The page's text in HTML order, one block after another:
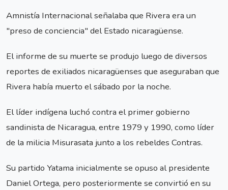
Amnistía Internacional señalaba que Rivera era un
"preso de conciencia" del Estado nicaragüense.
El informe de su muerte se produjo luego de diversos
reportes de exiliados nicaragüenses que aseguraban que
Rivera había muerto el sábado por la noche.
El líder indígena luchó contra el primer gobierno
sandinista de Nicaragua, entre 1979 y 1990, como líder
de la milicia Misurasata junto a los rebeldes Contras.
Su partido Yatama inicialmente se opuso al presidente
Daniel Ortega, pero posteriormente se convirtió en su